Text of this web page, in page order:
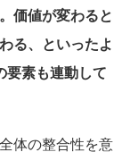
価値が変わると
る、といったよ
要素も連動して
体の整合性を意